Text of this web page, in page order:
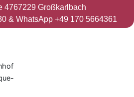
4767229 Großkarlbach
& WhatsApp +49 170 5664361